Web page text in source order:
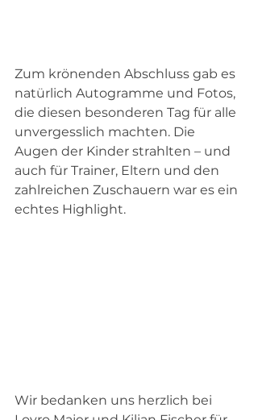
Zum krönenden Abschluss gab es
natürlich Autogramme und Fotos,
die diesen besonderen Tag für alle
unvergesslich machten. Die
Augen der Kinder strahlten – und
auch für Trainer, Eltern und den
zahlreichen Zuschauern war es ein
echtes Highlight.
Wir bedanken uns herzlich bei